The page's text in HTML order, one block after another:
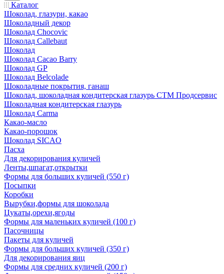
Каталог
Шоколад, глазури, какао
Шоколадный декор
Шоколад Chocovic
Шоколад Callebaut
Шоколад
Шоколад Cacao Barry
Шоколад GP
Шоколад Belcolade
Шоколадные покрытия, ганаш
Шоколад, шоколадная кондитерская глазурь СТМ Продсервис
Шоколадная кондитерская глазурь
Шоколад Carma
Какао-масло
Какао-порошок
Шоколад SICAO
Пасха
Для декорирования куличей
Ленты,шпагат,открытки
Формы для больших куличей (550 г)
Посыпки
Коробки
Вырубки,формы для шоколада
Цукаты,орехи,ягоды
Формы для маленьких куличей (100 г)
Пасочницы
Пакеты для куличей
Формы для больших куличей (350 г)
Для декорирования яиц
Формы для средних куличей (200 г)